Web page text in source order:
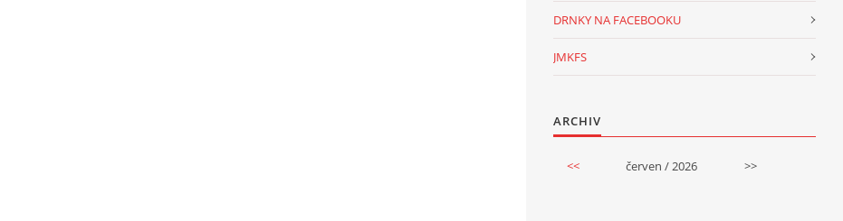
DRNKY NA FACEBOOKU
JMKFS
ARCHIV
<< červen / 2026 >>